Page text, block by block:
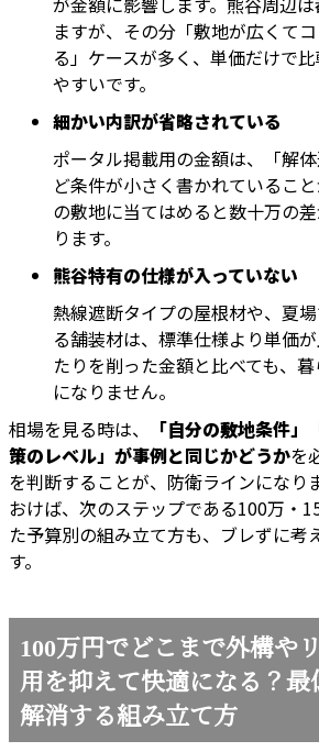
ますが、その分「敷地が広くて
る」ケースが多く、単価だけで
やすいです。
細かい内訳が省略されている
ポータル掲載用の金額は、「解
ど条件が小さく書かれているこ
の敷地に当てはめると数十万の
ります。
熊谷特有の仕様が入っていない
熱線遮断タイプの屋根材や、夏
る舗装材は、標準仕様より単価
たりを削った金額と比べても、
になりません。
相場を見る時は、
「自分の敷地条件
策のレベル」が事例と同じかどうかを
を判断することが、防衛ラインになり
おけば、次のステップである100万・
た予算別の組み立て方も、ブレずに考
す。
100万円でどこまで外構や
用を抑えて快適になる？最
解消する組み立て方